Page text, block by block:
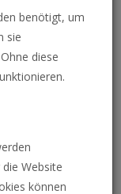
benötigt, um
sie
diese
Website
können